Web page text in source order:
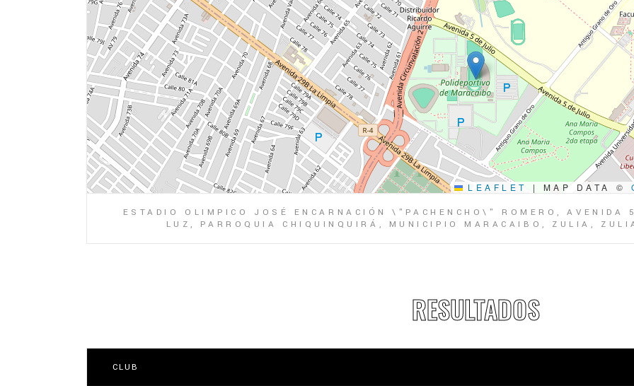
LEAFLET | MAP DATA ©
ESTADIO OLIMPICO JOSÉ ENCARNACIÓN \"PACHENCHO\" ROMERO,
LUZ, PARROQUIA CHIQUINQUIRÁ, MUNICIPIO MARACAIBO, ZULIA,
RESULTADOS
CLUB